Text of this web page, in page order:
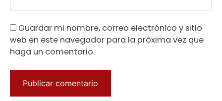
Guardar mi nombre, correo electrónico y sitio
web en este navegador para la próxima vez que
haga un comentario.